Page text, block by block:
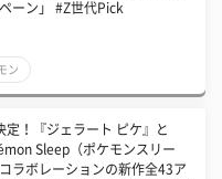
ーン」 #Z世代Pick
ン
定！『ジェラート ピケ』と
Sleep（ポケモンスリー
ラボレーションの新作全43ア